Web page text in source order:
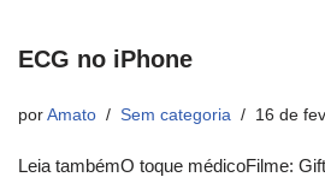
ECG no iPhone
por Amato Sem categoria 16 de
Leia tambémO toque médicoFilme: